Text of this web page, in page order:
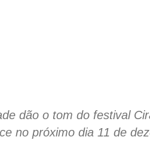
dão o tom do festival
no próximo dia 11 de